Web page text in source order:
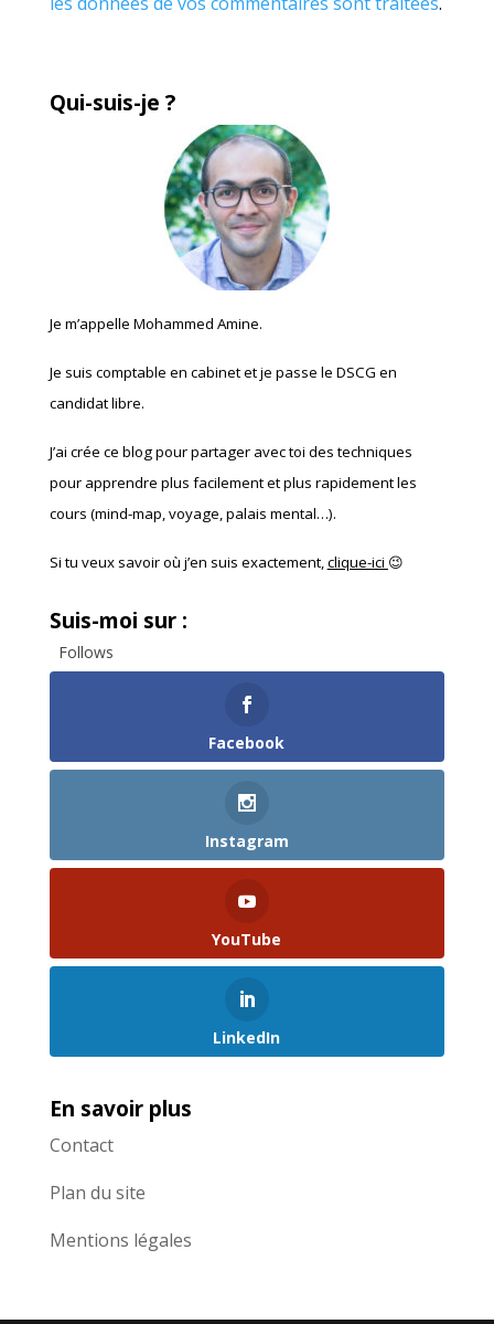
Qui-suis-je ?
Je m’appelle Mohammed Amine.
Je suis comptable en cabinet et je passe le DSCG en
candidat libre.
J’ai crée ce blog pour partager avec toi des techniques
pour apprendre plus facilement et plus rapidement les
cours (mind-map, voyage, palais mental…).
Si tu veux savoir où j’en suis exactement,clique-ici 😉
Suis-moi sur :
Follows
Facebook
Instagram
YouTube
LinkedIn
En savoir plus
Contact
Plan du site
Mentions légales